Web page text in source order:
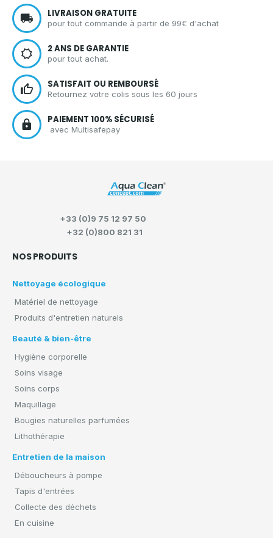
LIVRAISON GRATUITE
pour tout commande à partir de 99€ d'achat
2 ANS DE GARANTIE
pour tout achat.
SATISFAIT OU REMBOURSÉ
Retournez votre colis sous les 60 jours
PAIEMENT 100% SÉCURISÉ
avec Multisafepay
NOS PRODUITS
Nettoyage écologique
Matériel de nettoyage
Produits d'entretien naturels
Beauté & bien-être
Hygiène corporelle
Soins visage
Soins corps
Maquillage
Bougies naturelles parfumées
Lithothérapie
Entretien de la maison
Déboucheurs à pompe
Tapis d'entrées
Collecte des déchets
En cuisine
+33 (0)9 75 12 97 50
+32 (0)800 821 31